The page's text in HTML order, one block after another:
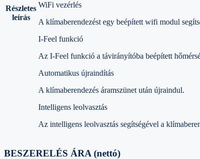
Részletes
leírás
WiFi vezérlés
A klímaberendezést egy beépített wifi modul
I-Feel funkció
Az I-Feel funkció a távirányítóba beépített
Automatikus újraindítás
A klímaberendezés áramszünet után újraindul.
Intelligens leolvasztás
Az intelligens leolvasztás segítségével a
BESZERELÉS ÁRA (nettó)